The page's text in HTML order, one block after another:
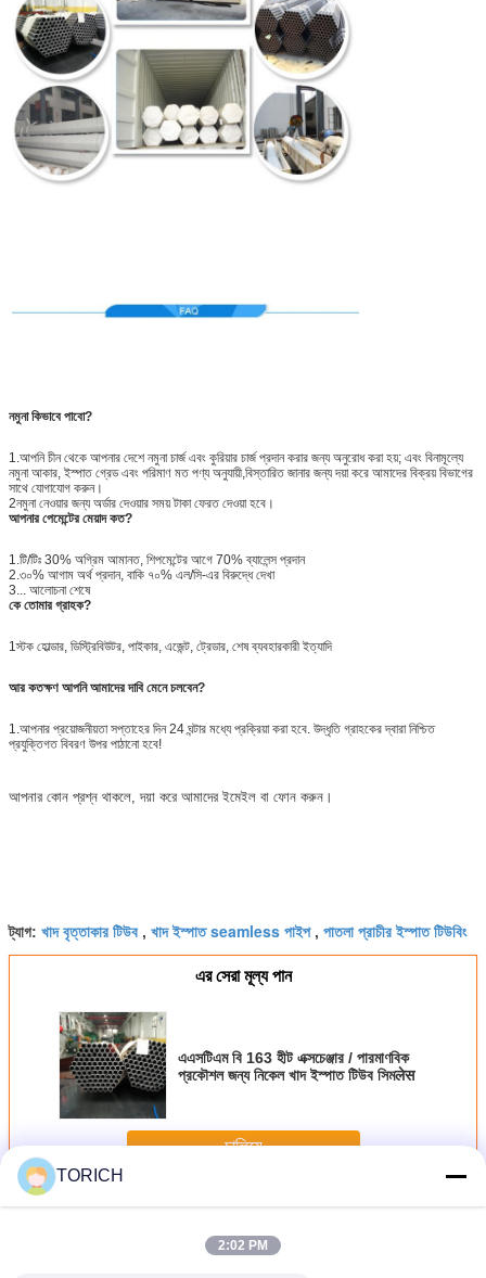
নমুনা কিভাবে পাবো?
1.আপনি চীন থেকে আপনার দেশে নমুনা চার্জ এবং কুরিয়ার চার্জ প্রদান করার জন্য অনুরোধ করা হয়; এবং বিনামূল্যে
নমুনা আকার, ইস্পাত গ্রেড এবং পরিমাণ মত পণ্য অনুযায়ী,বিস্তারিত জানার জন্য দয়া করে আমাদের বিক্রয় বিভাগের
সাথে যোগাযোগ করুন।
2নমুনা নেওয়ার জন্য অর্ডার দেওয়ার সময় টাকা ফেরত দেওয়া হবে।
আপনার পেমেন্টের মেয়াদ কত?
1.টি/টিঃ 30% অগ্রিম আমানত, শিপমেন্টের আগে 70% ব্যালেন্স প্রদান
2.৩০% আগাম অর্থ প্রদান, বাকি ৭০% এল/সি-এর বিরুদ্ধে দেখা
3... আলোচনা শেষে
কে তোমার গ্রাহক?
1স্টক হোল্ডার, ডিস্ট্রিবিউটর, পাইকার, এজেন্ট, ট্রেডার, শেষ ব্যবহারকারী ইত্যাদি
আর কতক্ষণ আপনি আমাদের দাবি মেনে চলবেন?
1.আপনার প্রয়োজনীয়তা সপ্তাহের দিন 24 ঘন্টার মধ্যে প্রক্রিয়া করা হবে. উদ্ধৃতি গ্রাহকের দ্বারা নিশ্চিত
প্রযুক্তিগত বিবরণ উপর পাঠানো হবে!
আপনার কোন প্রশ্ন থাকলে, দয়া করে আমাদের ইমেইল বা ফোন করুন।
ট্যাগ: খাদ বৃত্তাকার টিউব , খাদ ইস্পাত seamless পাইপ, পাতলা প্রাচীর ইস্পাত টিউবিং
এর সেরা মূল্য পান
এএসটিএম বি 163 হীট এক্সচেঞ্জার / পারমাণবিক
প্রকৌশল জন্য নিকেল খাদ ইস্পাত টিউব সিমलेस
চালিয়ে
অধিকখাদ ইস্পাত টিউব
TORICH
2:02 PM